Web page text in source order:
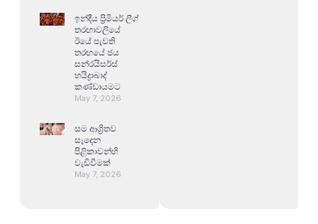
ඉන්දීය ප්‍රිමියර් ලීග්
තරඟාවලියේ
ඊයේ පැවති
තරඟයේ ජය
සන්රයිසර්ස්
හයිද්‍රාබාද්
කණ්ඩායමට
May 7, 2026
සම ආශ්‍රිතව
සෑදෙන
පිළිකාවන්හි
වැඩිවීමක්
May 7, 2026